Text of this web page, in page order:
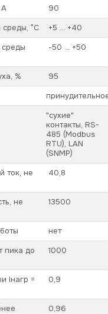
А
90
°С
+5 ... +40
-50 ... +50
%
95
"сухие"
контакты, RS-
485 (Modbus
RTU), LAN
(SNMP)
ток, не
40,8
не
13500
нет
пика до
1000
Iнагр =
0,9
0,96